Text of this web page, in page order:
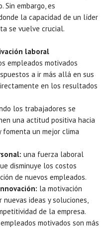
Sin embargo, es
la capacidad de un líder
se vuelve crucial.
laboral
empleados motivados
a ir más allá en sus
en los resultados
los trabajadores se
una actitud positiva hacia
un mejor clima
una fuerza laboral
disminuye los costos
de nuevos empleados.
la motivación
ideas y soluciones,
de la empresa.
motivados son más